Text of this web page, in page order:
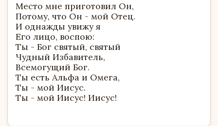
Место мне приготовил Он,
Потому, что Он - мой Отец.
И однажды увижу я
Его лицо, воспою:
Ты - Бог святый, святый
Чудный Избавитель,
Всемогущий Бог.
Ты есть Альфа и Омега,
Ты - мой Иисус.
Ты - мой Иисус! Иисус!